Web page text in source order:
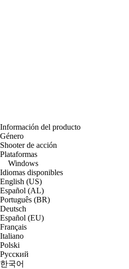
Información del producto
Género
Shooter de acción
Plataformas
Windows
Idiomas disponibles
English (US)
Español (AL)
Português (BR)
Deutsch
Español (EU)
Français
Italiano
Polski
Русский
한국어